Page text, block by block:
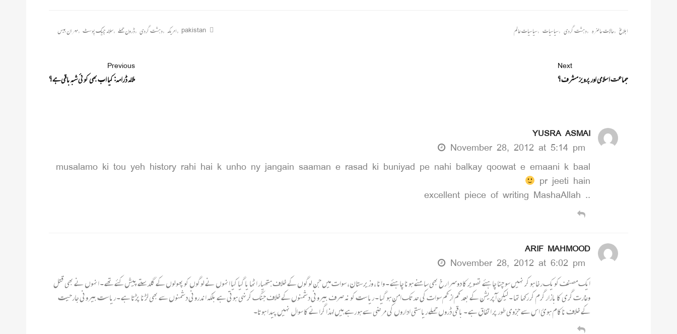
ابلاغ ,حالات حاضرہ ,دہشت گردی ,سیاسیات ,سیاسیات عالم pakistan
,امریکہ ,دہشت گردی ,ڈرون حملے ,سلالہ چیک پوسٹ ,مہران بیس
Previous
ملالہ ڈرامہ: کیا اب بھی کوئی شبہ باقی ہے؟
Next
جماعت اسلامی اور پرویز مشرف؟
YUSRA ASMAI
November 28, 2012 at 5:14 pm
musalamo ki tou yeh history rahi hai k unho ny jangain saaman e rasad ki buniyad pe nahi balkay qoowat e emaani k baal
pr jeeti hain
.. excellent piece of writing MashaAllah
ARIF MAHMOOD
November 28, 2012 at 6:02 pm
ایک مصنف کو یک رخا ہو کر نہیں سو چنا چا ہئے تصویر کا دوسرا رخ بھی سامنے ہونا چاہئے ۔ وانا ، وزیرستان، سوات میں جن لوگوں کے خلاف ہتھیار اٹھا یا گیا کیا انہوں نے لوگوں کو پھولوں کے گلدستے پیش کئے تھے ۔ انہوں نے بھی قتل
وغارت گری کا بازار گرم کر رکھا تھا ۔ لیکن آپریشن کے بعد کم از کم سوات کی حد تک امن ہو گیا ۔ ریاست کو نہ صرف بیرونی دشمنوں کے خلاف جنگ کرنہی ہوتی ہے بلکہ اندرونی دشمنوں سے بھی لڑنا پڑتا ہے ۔ ریاست بیرونی جارحیت
کے خلاف ناکام ہوئ اس سے جزوی طور پر اتفاق ہے ۔ باقی ڈروں حملے ریاستی اداروں کی مرضی سے ہو رہے ہیں لہذا گرانے کا سوال نہیں پیدا ہوتا۔